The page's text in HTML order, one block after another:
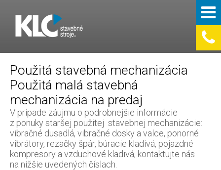
Použitá stavebná mechanizácia
Použitá malá stavebná
mechanizácia na predaj
V prípade záujmu o podrobnejšie informácie
z ponuky staršej použitej stavebnej mechanizácie:
vibračné dusadlá, vibračné dosky a valce, ponorné
vibrátory, rezačky špár, búracie kladivá, pojazdné
kompresory a vzduchové kladivá, kontaktujte nás
na nižšie uvedených číslach.